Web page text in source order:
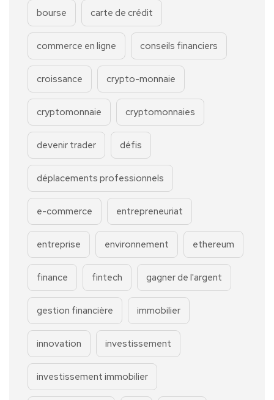
bourse carte de crédit
commerce en ligne conseils financiers
croissance crypto-monnaie
cryptomonnaie cryptomonnaies
devenir trader défis
déplacements professionnels
e-commerce entrepreneuriat
entreprise environnement ethereum
finance fintech gagner de l'argent
gestion financière immobilier
innovation investissement
investissement immobilier